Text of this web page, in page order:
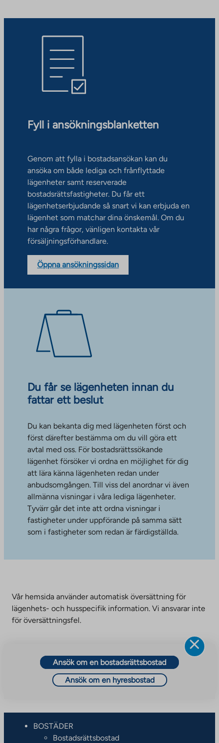
Fyll i ansökningsblanketten
Genom att fylla i bostadsansökan kan du
ansöka om både lediga och frånflyttade
lägenheter samt reserverade
bostadsrättsfastigheter. Du får ett
lägenhetserbjudande så snart vi kan erbjuda en
lägenhet som matchar dina önskemål. Om du
har några frågor, vänligen kontakta vår
försäljningsförhandlare.
Öppna ansökningssidan
Du får se lägenheten innan du
fattar ett beslut
Du kan bekanta dig med lägenheten först och
först därefter bestämma om du vill göra ett
avtal med oss. För bostadsrättssökande
lägenhet försöker vi ordna en möjlighet för dig
att lära känna lägenheten redan under
anbudsomgången. Till viss del anordnar vi även
allmänna visningar i våra lediga lägenheter.
Tyvärr går det inte att ordna visningar i
fastigheter under uppförande på samma sätt
som i fastigheter som redan är färdigställda.
Vår hemsida använder automatisk översättning för
lägenhets- och husspecifik information. Vi ansvarar inte
för översättningsfel.
Ansök om en bostadsrättsbostad
Ansök om en hyresbostad
BOSTÄDER
Bostadsrättsbostad